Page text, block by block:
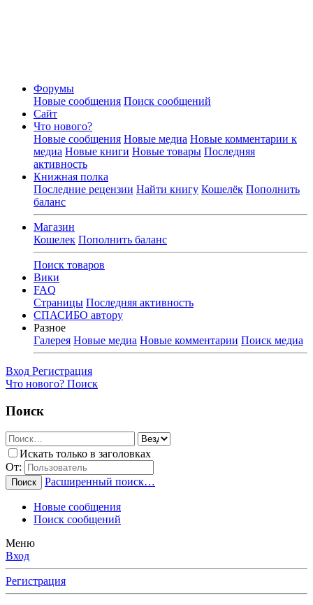
Форумы
Новые сообщения Поиск сообщений
Сайт
Что нового?
Новые сообщения Новые медиа Новые комментарии к
медиа Новые книги Новые товары Последняя
активность
Книжная полка
Последние рецензии Найти книгу Кошелёк Пополнить
баланс
Магазин
Кошелек Пополнить баланс
Поиск товаров
Вики
FAQ
Страницы Последняя активность
СПАСИБО автору
Разное
Галерея Новые медиа Новые комментарии Поиск медиа
Вход Регистрация
Что нового? Поиск
Поиск
Искать только в заголовках
От:
Поиск Расширенный поиск…
Новые сообщения
Поиск сообщений
Меню
Вход
Регистрация